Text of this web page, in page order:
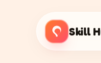
Skill